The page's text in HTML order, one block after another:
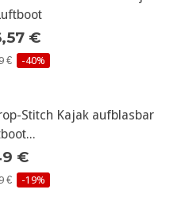
€
€ -40%
Stitch Kajak aufblasbar
€
€ -19%